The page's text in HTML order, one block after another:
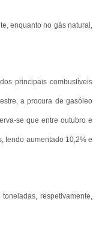
enquanto no gás natural,
principais combustíveis
a procura de gasóleo
se que entre outubro e
tendo aumentado 10,2% e
respetivamente,